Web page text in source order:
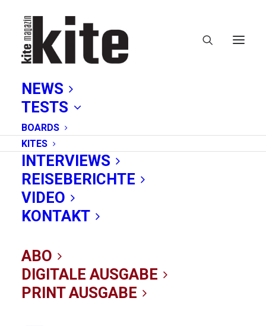
NEWS
TESTS
BOARDS
KITES
INTERVIEWS
REISEBERICHTE
VIDEO
KONTAKT
ABO
DIGITALE AUSGABE
PRINT AUSGABE
Mein erstes Mal:
01/03/2021 | INNEWS , SERVICE ,FEATURES
REDAKTION